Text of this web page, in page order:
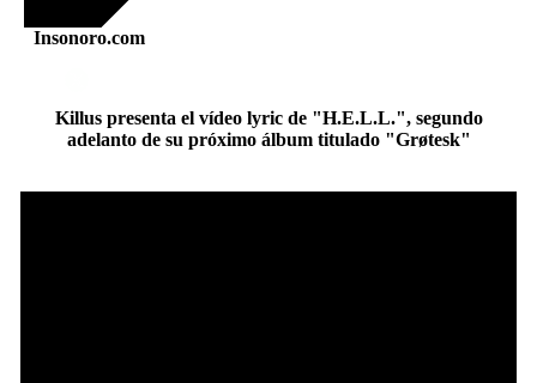
Insonoro.com
Killus presenta el vídeo lyric de "H.E.L.L.", segundo
adelanto de su próximo álbum titulado "Grøtesk"